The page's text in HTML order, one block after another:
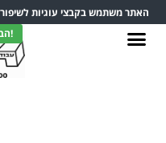
האתר משתמש בקבצי עוגיות
הבנתי, תודה!